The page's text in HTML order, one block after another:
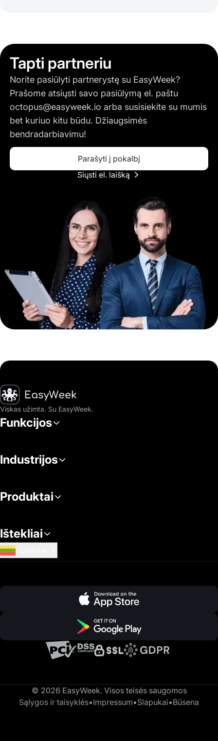
Tapti partneriu
Norite pasiūlyti partnerystę su EasyWeek?
Prašome atsiųsti savo pasiūlymą el. paštu
octopus@easyweek.io arba susisiekite su mumis
bet kuriuo kitu būdu. Džiaugsimės
bendradarbiavimu!
Parašyti į pokalbį
Siųsti el. laišką
Pagrindinis puslapis
Viskas užimta. Su EasyWeek.
Funkcijos
Industrijos
Produktai
Ištekliai
© 2026 EasyWeek. Visos teisės saugomos
Sąlygos ir taisyklės•Impressum•Slapukai•Būsena